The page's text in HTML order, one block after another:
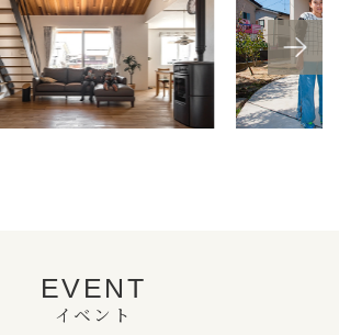
EVENT
イベント